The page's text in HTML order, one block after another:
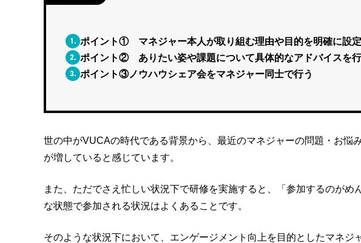
1. ポイント① マネジャー本人が取り組む理由や目的を明確に設
2. ポイント② ありたい姿や課題について具体的なアドバイスを
3. ポイント③ノウハウシェア会をマネジャー同士で行う
世の中がVUCAの時代である背景から、最近のマネジャーの問題・お悩
が増していると感じています。
また、ただでさえ忙しい状況下で研修を実施すると、「参加するのが
な状態で参加される状況はよくあることです。
そのような状況下において、エンゲージメント向上を目的としたマネ